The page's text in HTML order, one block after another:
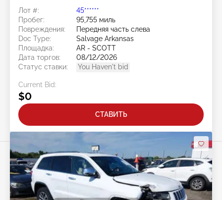
Лот #:
45******
Пробег:
95,755 миль
Повреждения:
Передняя часть слева
Doc Type:
Salvage Arkansas
Площадка:
AR - SCOTT
Дата торгов:
08/12/2026
Статус ставки:
You Haven't bid
Current Bid:
$0
СТАВИТЬ